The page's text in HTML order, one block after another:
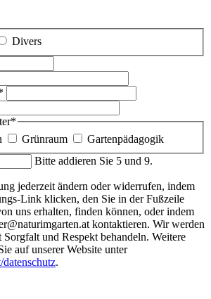
Divers
*
Grünraum
Gartenpädagogik
Bitte addieren Sie 5 und 9.
jederzeit ändern oder widerrufen, indem
Link klicken, den Sie in der Fußzeile
uns erhalten, finden können, oder indem
kontaktieren. Wir werden
und Respekt behandeln. Weitere
auf unserer Website unter
.